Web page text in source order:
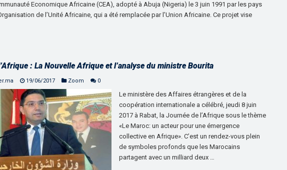
Economique Africaine (CEA), adopté à Abuja (Nigeria) le 3 juin 1991 par les pays
de l’Unité Africaine, qui a été remplacée par l’Union Africaine. Ce projet vise
: La Nouvelle Afrique et l’analyse du ministre Bourita
19/06/2017 Zoom 0
Le ministère des Affaires étrangères et de la
coopération internationale a célébré, jeudi 8 juin
2017 à Rabat, la Journée de l’Afrique sous le thème
«Le Maroc: un acteur pour une émergence
collective en Afrique». C’est un rendez-vous plein
de symboles profonds que les Marocains
partagent avec un milliard deux …